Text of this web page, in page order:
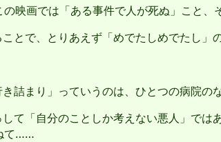
画では「ある事件で人が死ぬ」こと、
で、とりあえず「めでたしめでたし」
詰まり」っていうのは、ひとつの病院の
て「自分のことしか考えない悪人」で
て……